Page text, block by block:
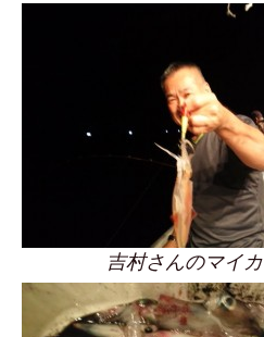
吉村さんのマイカ